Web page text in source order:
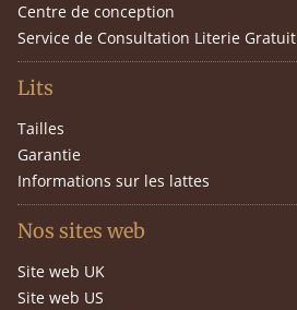
Centre de conception
Service de Consultation Literie Gratuit
Lits
Tailles
Garantie
Informations sur les lattes
Nos sites web
Site web UK
Site web US